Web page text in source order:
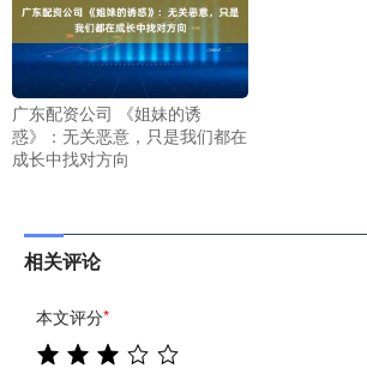
广东配资公司 《姐妹的诱
惑》：无关恶意，只是我们都在
成长中找对方向
相关评论
本文评分*